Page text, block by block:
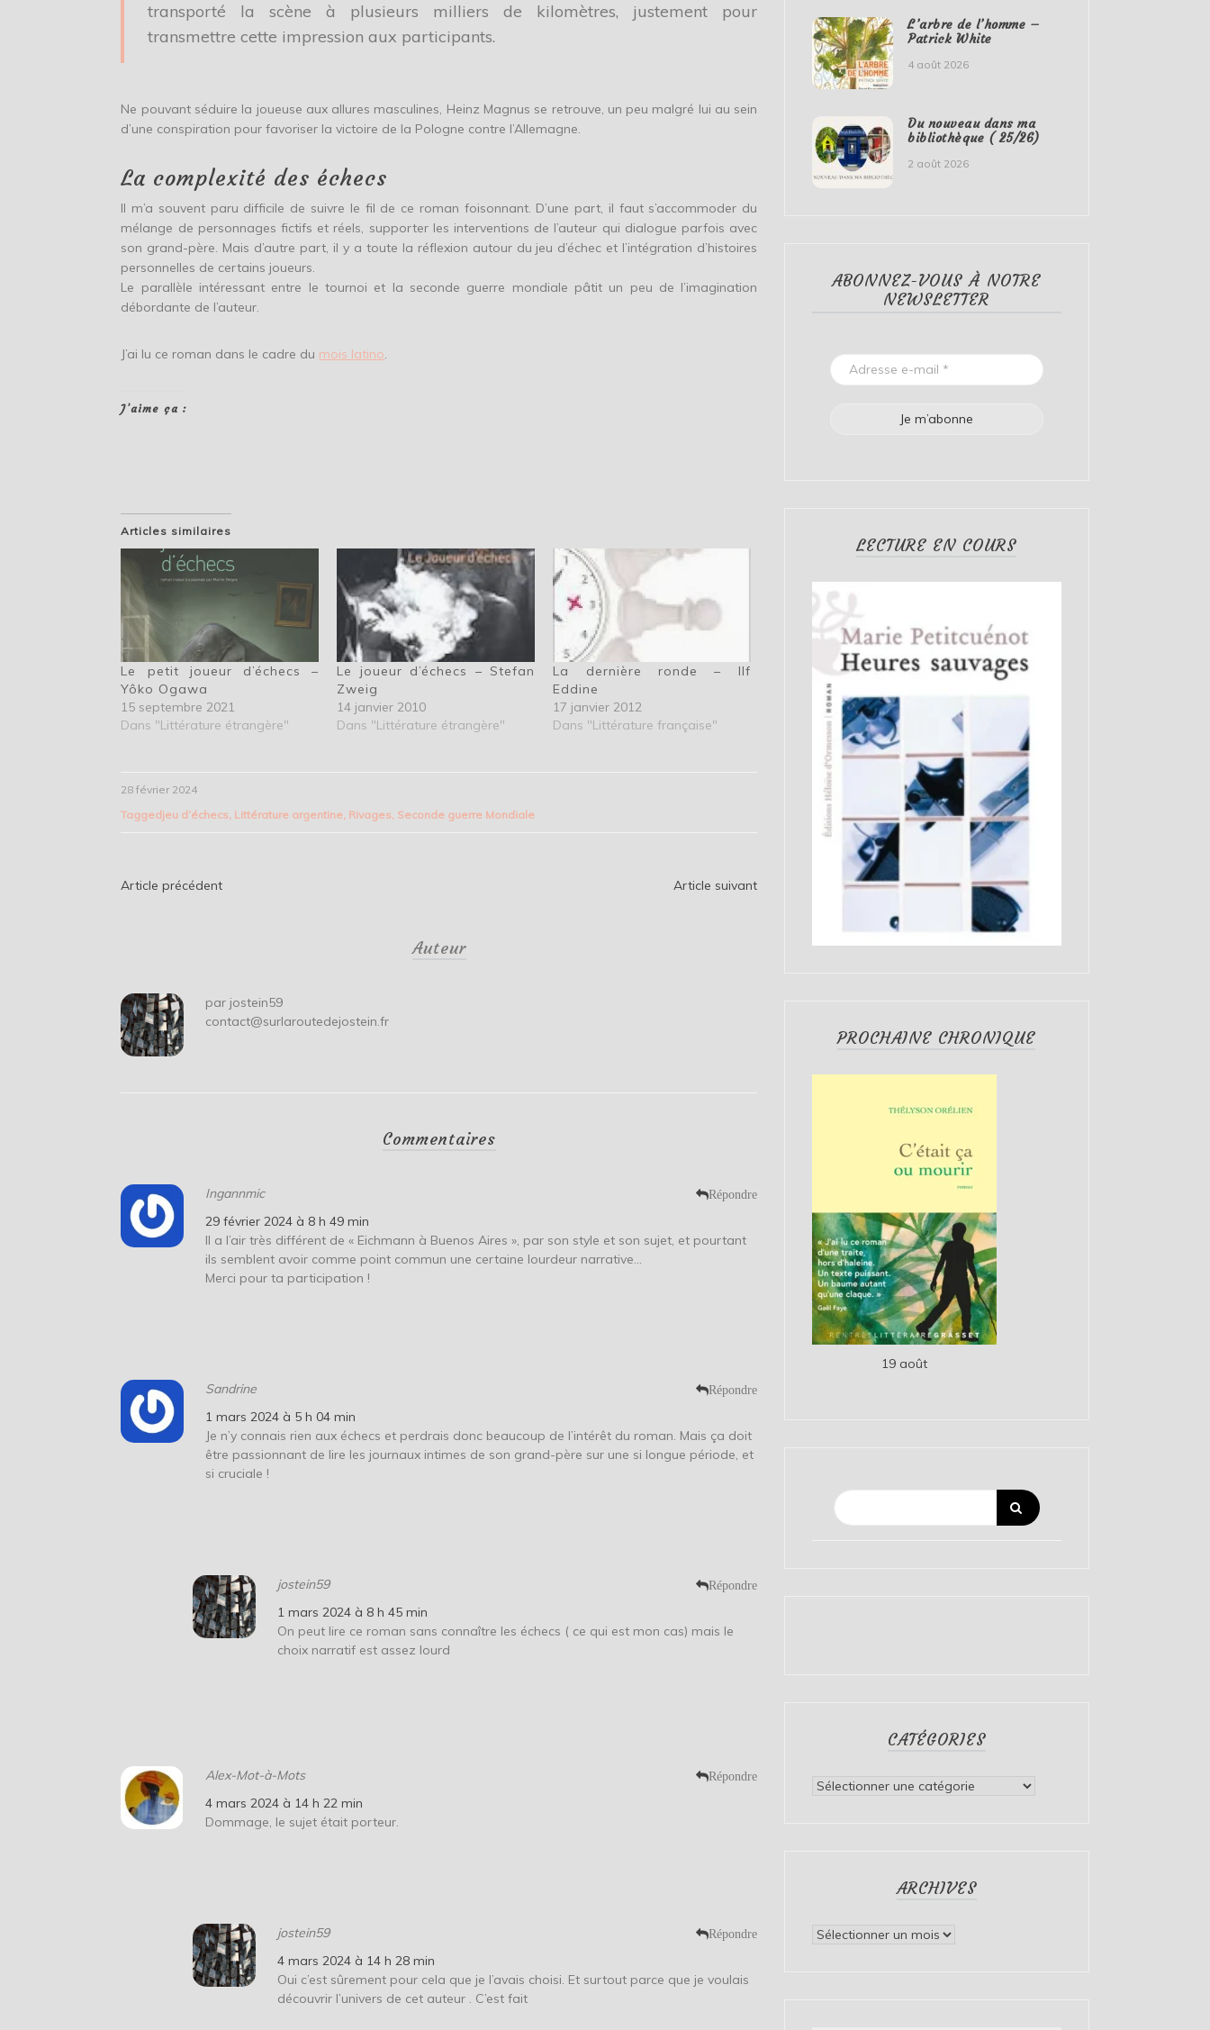
transporté la scène à plusieurs milliers de kilomètres, justement pour
transmettre cette impression aux participants.
Ne pouvant séduire la joueuse aux allures masculines, Heinz Magnus se retrouve, un peu malgré lui au sein
d’une conspiration pour favoriser la victoire de la Pologne contre l’Allemagne.
La complexité des échecs
Il m’a souvent paru difficile de suivre le fil de ce roman foisonnant. D’une part, il faut s’accommoder du
mélange de personnages fictifs et réels, supporter les interventions de l’auteur qui dialogue parfois avec
son grand-père. Mais d’autre part, il y a toute la réflexion autour du jeu d’échec et l’intégration d’histoires
personnelles de certains joueurs.
Le parallèle intéressant entre le tournoi et la seconde guerre mondiale pâtit un peu de l’imagination
débordante de l’auteur.
J’ai lu ce roman dans le cadre du mois latino.
J’aime ça :
Articles similaires
Le petit joueur d’échecs –
Yôko Ogawa
15 septembre 2021
Dans "Littérature étrangère"
Le joueur d’échecs – Stefan
Zweig
14 janvier 2010
Dans "Littérature étrangère"
La dernière ronde – Ilf
Eddine
17 janvier 2012
Dans "Littérature française"
28 février 2024
Taggedjeu d’échecs, Littérature argentine, Rivages, Seconde guerre Mondiale
Navigation
Article précédent Article suivant
Auteur
par jostein59
contact@surlaroutedejostein.fr
Commentaires
Ingannmic Répondre
29 février 2024 à 8 h 49 min
Il a l’air très différent de « Eichmann à Buenos Aires », par son style et son sujet, et pourtant
ils semblent avoir comme point commun une certaine lourdeur narrative…
Merci pour ta participation !
Sandrine Répondre
1 mars 2024 à 5 h 04 min
Je n’y connais rien aux échecs et perdrais donc beaucoup de l’intérêt du roman. Mais ça doit
être passionnant de lire les journaux intimes de son grand-père sur une si longue période, et
si cruciale !
jostein59 Répondre
1 mars 2024 à 8 h 45 min
On peut lire ce roman sans connaître les échecs ( ce qui est mon cas) mais le
choix narratif est assez lourd
Alex-Mot-à-Mots Répondre
4 mars 2024 à 14 h 22 min
Dommage, le sujet était porteur.
jostein59 Répondre
4 mars 2024 à 14 h 28 min
Oui c’est sûrement pour cela que je l’avais choisi. Et surtout parce que je voulais
découvrir l’univers de cet auteur . C’est fait
L’arbre de l’homme –
Patrick White
4 août 2026
Du nouveau dans ma
bibliothèque ( 25/26)
2 août 2026
ABONNEZ-VOUS À NOTRE
NEWSLETTER
LECTURE EN COURS
PROCHAINE CHRONIQUE
19 août
CATÉGORIES
Catégories
ARCHIVES
Archives